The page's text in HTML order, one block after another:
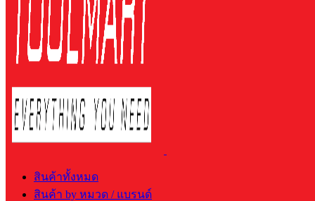
สินค้าทั้งหมด
สินค้า by หมวด / แบรนด์